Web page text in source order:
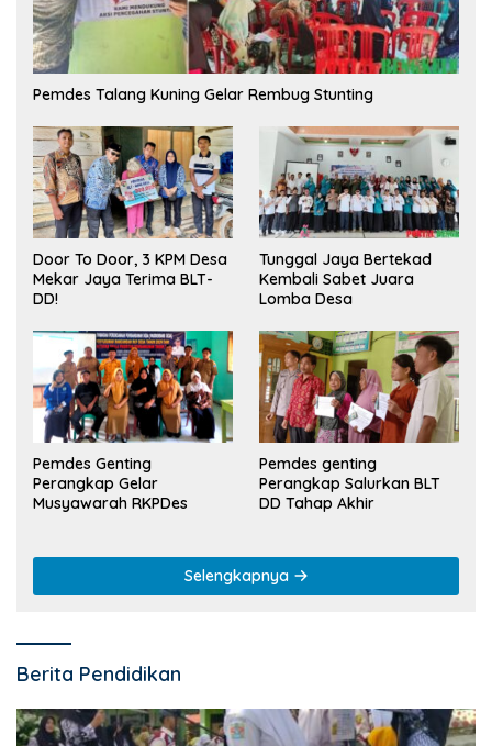
Pemdes Talang Kuning Gelar Rembug Stunting
Door To Door, 3 KPM Desa
Mekar Jaya Terima BLT-
DD!
Tunggal Jaya Bertekad
Kembali Sabet Juara
Lomba Desa
Pemdes Genting
Perangkap Gelar
Musyawarah RKPDes
Pemdes genting
Perangkap Salurkan BLT
DD Tahap Akhir
Selengkapnya
Berita Pendidikan